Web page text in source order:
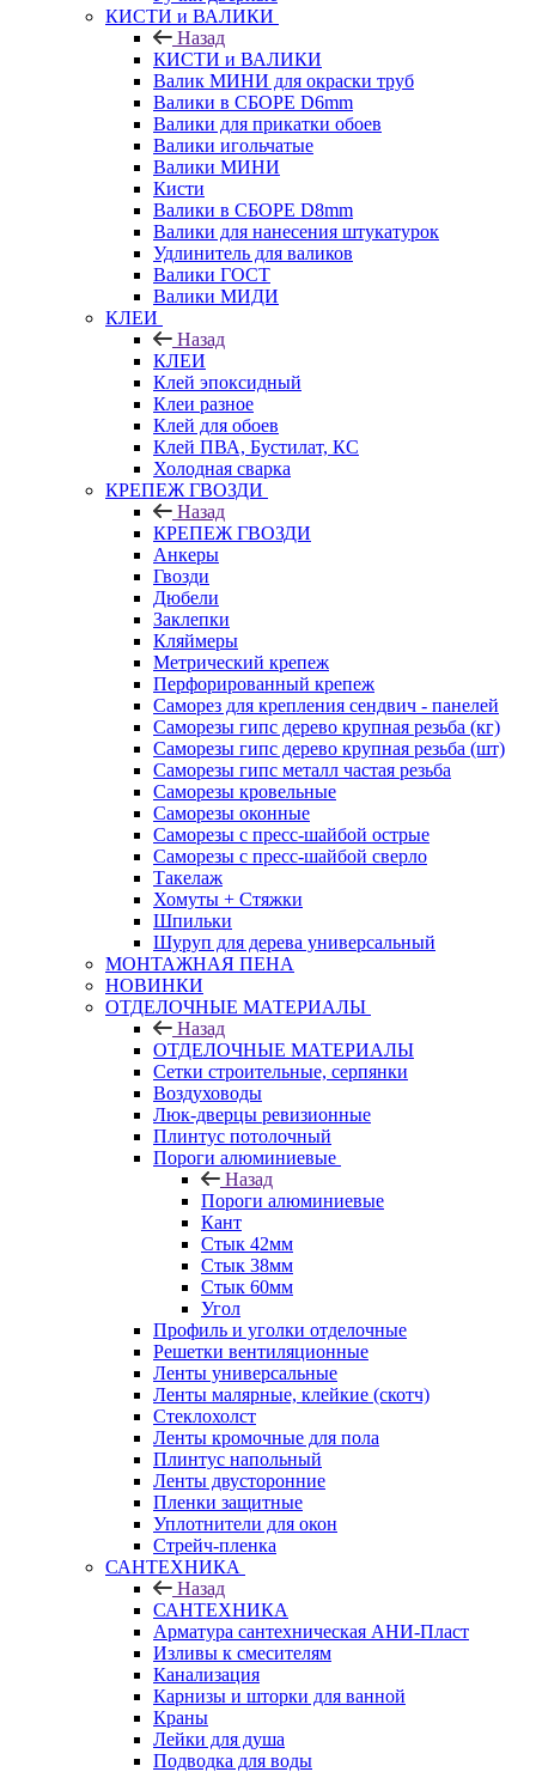
КИСТИ и ВАЛИКИ
Назад
КИСТИ и ВАЛИКИ
Валик МИНИ для окраски труб
Валики в СБОРЕ D6mm
Валики для прикатки обоев
Валики игольчатые
Валики МИНИ
Кисти
Валики в СБОРЕ D8mm
Валики для нанесения штукатурок
Удлинитель для валиков
Валики ГОСТ
Валики МИДИ
КЛЕИ
Назад
КЛЕИ
Клей эпоксидный
Клеи разное
Клей для обоев
Клей ПВА, Бустилат, КС
Холодная сварка
КРЕПЕЖ ГВОЗДИ
Назад
КРЕПЕЖ ГВОЗДИ
Анкеры
Гвозди
Дюбели
Заклепки
Кляймеры
Метрический крепеж
Перфорированный крепеж
Саморез для крепления сендвич - панелей
Саморезы гипс дерево крупная резьба (кг)
Саморезы гипс дерево крупная резьба (шт)
Саморезы гипс металл частая резьба
Саморезы кровельные
Саморезы оконные
Саморезы с пресс-шайбой острые
Саморезы с пресс-шайбой сверло
Такелаж
Хомуты + Стяжки
Шпильки
Шуруп для дерева универсальный
МОНТАЖНАЯ ПЕНА
НОВИНКИ
ОТДЕЛОЧНЫЕ МАТЕРИАЛЫ
Назад
ОТДЕЛОЧНЫЕ МАТЕРИАЛЫ
Сетки строительные, серпянки
Воздуховоды
Люк-дверцы ревизионные
Плинтус потолочный
Пороги алюминиевые
Назад
Пороги алюминиевые
Кант
Стык 42мм
Стык 38мм
Стык 60мм
Угол
Профиль и уголки отделочные
Решетки вентиляционные
Ленты универсальные
Ленты малярные, клейкие (скотч)
Стеклохолст
Ленты кромочные для пола
Плинтус напольный
Ленты двусторонние
Пленки защитные
Уплотнители для окон
Стрейч-пленка
САНТЕХНИКА
Назад
САНТЕХНИКА
Арматура сантехническая АНИ-Пласт
Изливы к смесителям
Канализация
Карнизы и шторки для ванной
Краны
Лейки для душа
Подводка для воды